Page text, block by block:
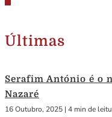
Últimas
Serafim António é o
Nazaré
16 Outubro, 2025 | 4 min de